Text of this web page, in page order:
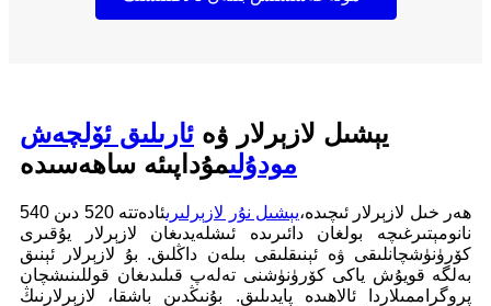
يېشىل لازېرلار ۋە ئارىلىق ئۆلچەش
مودۇلىمۇداپىئە ساھەسىدە
ھەر خىل لازېرلار ئىچىدە،يېشىل نۇر لازېرلىرى
ئادەتتە 520 دىن 540
نانومېتىرغىچە بولغان دائىرىدە ئىشلەيدىغان لازېرلار يۇقىرى
كۆرۈنۈشچانلىقى ۋە ئېنىقلىقى بىلەن داڭلىق. بۇ لازېرلار ئېنىق
بەلگە قويۇش ياكى كۆرۈنۈشنى تەلەپ قىلىدىغان قوللىنىشچان
پروگراممىلاردا ئالاھىدە پايدىلىق. بۇنىڭدىن باشقا، لازېرلارنىڭ